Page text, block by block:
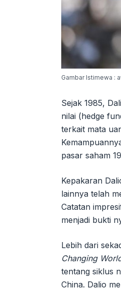
Gambar Istimewa :
Sejak 1985,
nilai (hedge
terkait mata
pasar saham
Kepakaran
lainnya telah
Catatan
menjadi bukti
Lebih dari
Changing
tentang siklus
China. Dalio